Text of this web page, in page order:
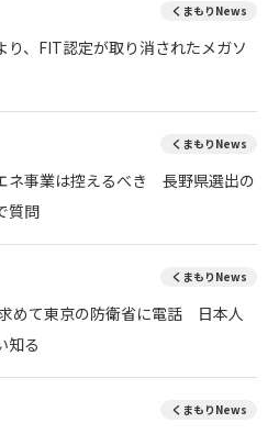
くまもりNews
、FIT認定が取り消されたメガソ
くまもりNews
ネ事業は控えるべき 長野県選出の
質問
くまもりNews
めて東京の防衛省に電話 日本人
知る
くまもりNews